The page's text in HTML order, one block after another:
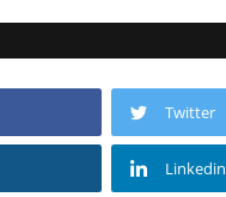
Twitter
Linkedin